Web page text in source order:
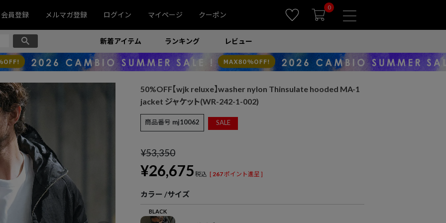
会員登録 メルマガ登録 ログイン マイページ クーポン
0
新着アイテム ランキング レビュー
50%OFF【wjk reluxe】washer nylon Thinsulate hooded MA-1
jacket ジャケット(WR-242-1-002)
商品番号 mj10062 SALE
¥53,350
¥26,675 税込 [267ポイント進呈 ]
カラー サイズ
BLACK